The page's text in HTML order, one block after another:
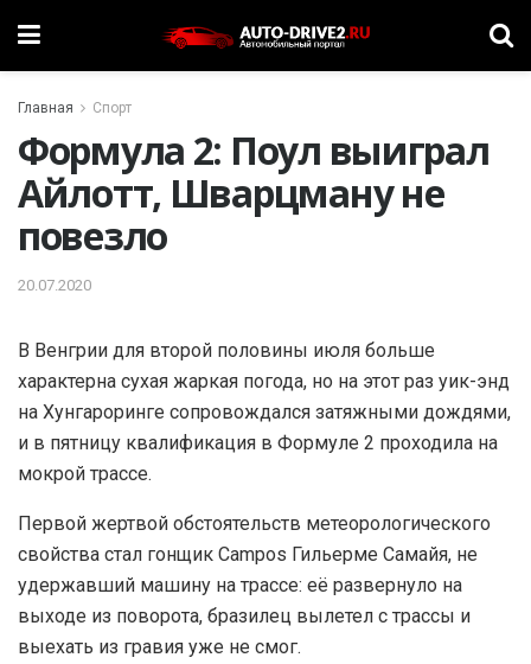
Главная Спорт
Формула 2: Поул выиграл
Айлотт, Шварцману не
повезло
20.07.2020
В Венгрии для второй половины июля больше
характерна сухая жаркая погода, но на этот раз уик-энд
на Хунгароринге сопровождался затяжными дождями,
и в пятницу квалификация в Формуле 2 проходила на
мокрой трассе.
Первой жертвой обстоятельств метеорологического
свойства стал гонщик Campos Гильерме Самайя, не
удержавший машину на трассе: её развернуло на
выходе из поворота, бразилец вылетел с трассы и
выехать из гравия уже не смог.